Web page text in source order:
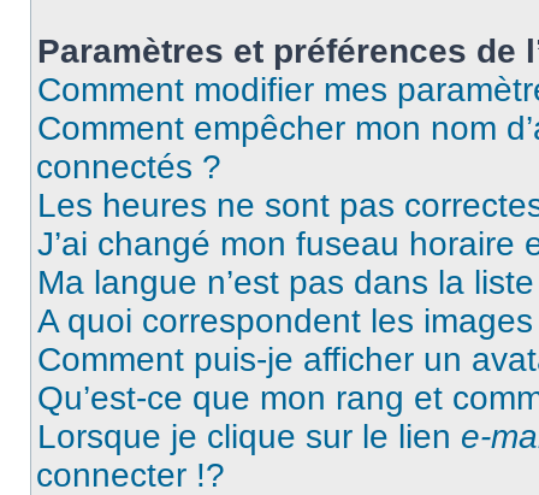
Paramètres et préférences de
Comment modifier mes
Comment empêcher mon nom
connectés ?
Les heures ne sont pas
J’ai changé mon fuseau horaire
Ma langue n’est pas dans la
A quoi correspondent les
Comment puis-je afficher un
Qu’est-ce que mon rang et
Lorsque je clique sur le lien e-
connecter !?